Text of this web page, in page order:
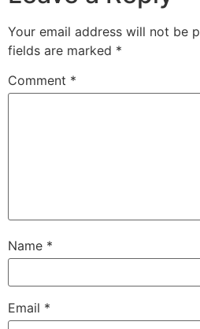
Your email address will not be
fields are marked *
Comment *
Name *
Email *